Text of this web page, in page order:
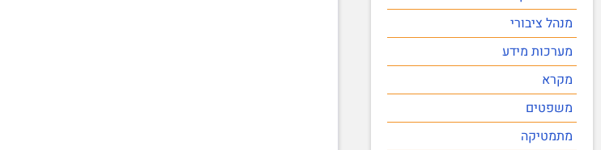
מנהל ציבורי
מערכות מידע
מקרא
משפטים
מתמטיקה